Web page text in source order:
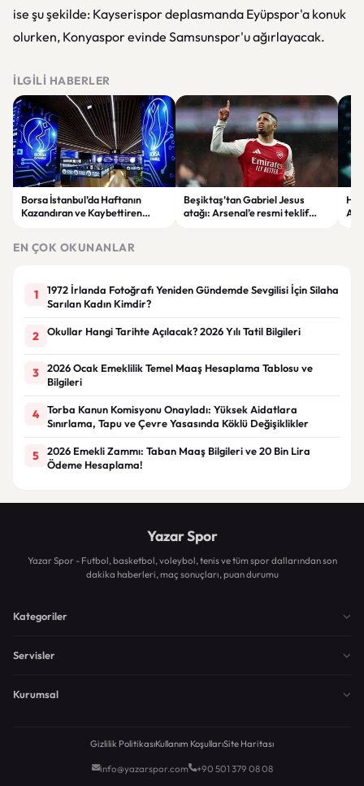
ise şu şekilde: Kayserispor deplasmanda Eyüpspor'a konuk
olurken, Konyaspor evinde Samsunspor'u ağırlayacak.
İLGILI HABERLER
Borsa İstanbul’da Haftanın
Kazandıran ve Kaybettiren
Beşiktaş’tan Gabriel Jesus
atağı: Arsenal’e resmi teklif
EN ÇOK OKUNANLAR
1
1972 İrlanda Fotoğrafı Yeniden Gündemde Sevgilisi İçin Silaha
Sarılan Kadın Kimdir?
2 Okullar Hangi Tarihte Açılacak? 2026 Yılı Tatil Bilgileri
3
2026 Ocak Emeklilik Temel Maaş Hesaplama Tablosu ve
Bilgileri
4
Torba Kanun Komisyonu Onayladı: Yüksek Aidatlara
Sınırlama, Tapu ve Çevre Yasasında Köklü Değişiklikler
5
2026 Emekli Zammı: Taban Maaş Bilgileri ve 20 Bin Lira
Ödeme Hesaplama!
Yazar Spor
Yazar Spor - Futbol, basketbol, voleybol, tenis ve tüm spor dallarından son
dakika haberleri, maç sonuçları, puan durumu
Kategoriler
Servisler
Kurumsal
Gizlilik PolitikasıKullanım KoşullarıSite Haritası
info@yazarspor.com +90 501 379 08 08